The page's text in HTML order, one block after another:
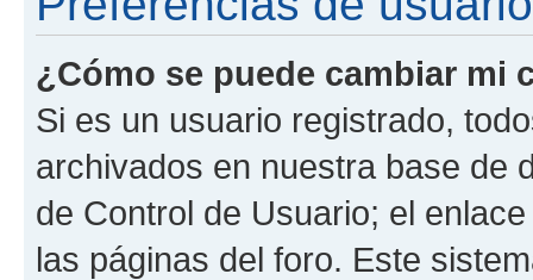
¿Cómo se puede cambiar mi
Si es un usuario registrado,
archivados en nuestra base de
de Control de Usuario; el
las páginas del foro. Este